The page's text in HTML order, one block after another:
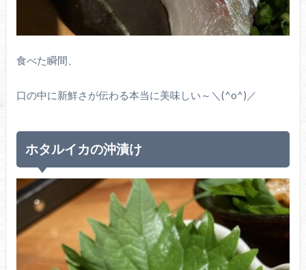
食べた瞬間、
口の中に新鮮さが伝わる本当に美味しい～＼(^o^)／
ホタルイカの沖漬け